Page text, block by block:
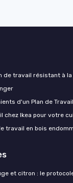
de travail résistant à
d'un Plan de
chez Ikea pour votre
travail en bois
et citron : le